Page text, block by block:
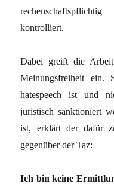
kontrolliert.
Dabei greift die
Meinungsfreiheit ein.
hatespeech ist und
juristisch sanktioniert
ist, erklärt der dafür
gegenüber der Taz:
Ich bin keine